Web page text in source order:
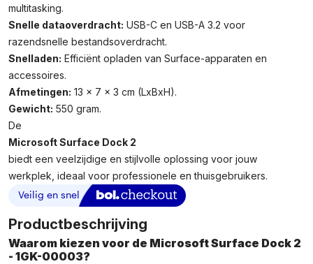
multitasking.
Snelle dataoverdracht: USB-C en USB-A 3.2 voor
razendsnelle bestandsoverdracht.
Snelladen: Efficiënt opladen van Surface-apparaten en
accessoires.
Afmetingen: 13 x 7 x 3 cm (LxBxH).
Gewicht: 550 gram.
De
Microsoft Surface Dock 2
biedt een veelzijdige en stijlvolle oplossing voor jouw
werkplek, ideaal voor professionele en thuisgebruikers.
Productbeschrijving
Waarom kiezen voor de Microsoft Surface Dock 2
- 1GK-00003?